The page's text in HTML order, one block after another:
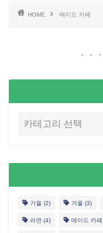
HOME 메이드 카페
가을 (2) 겨울 (3)
라면 (4) 메이드 카페